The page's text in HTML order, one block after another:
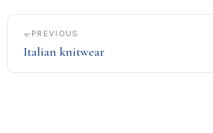
PREVIOUS
Italian knitwear